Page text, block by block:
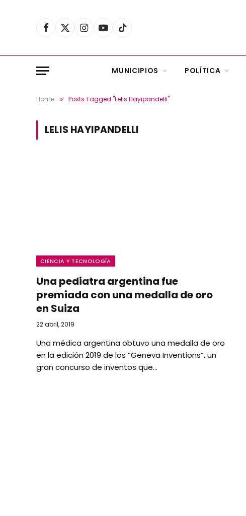
Facebook
X
Instagram
YouTubeTikTok
MUNICIPIOS POLÍTICA
Home » Posts Tagged "Lelis Hayipandelli"
LELIS HAYIPANDELLI
CIENCIA Y TECNOLOGÍA
Una pediatra argentina fue
premiada con una medalla de oro
en Suiza
22 abril, 2019
Una médica argentina obtuvo una medalla de oro
en la edición 2019 de los “Geneva Inventions”, un
gran concurso de inventos que…